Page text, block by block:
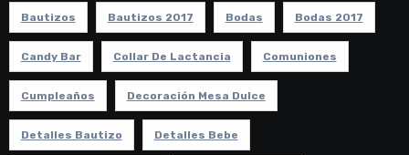
Bautizos Bautizos 2017 Bodas Bodas 2017
Candy Bar Collar De Lactancia Comuniones
Cumpleaños Decoración Mesa Dulce
Detalles Bautizo Detalles Bebe